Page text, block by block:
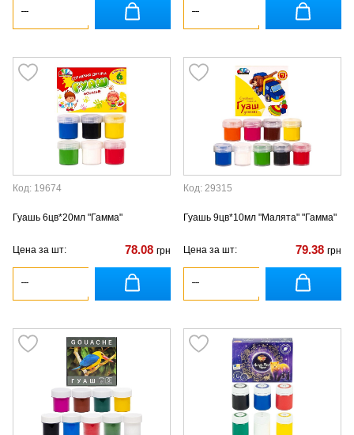
Код: 19674
Гуашь 6цв*20мл "Гамма"
Цена за шт: 78.08 грн
Код: 29315
Гуашь 9цв*10мл "Малята" "Гамма"
Цена за шт: 79.38 грн